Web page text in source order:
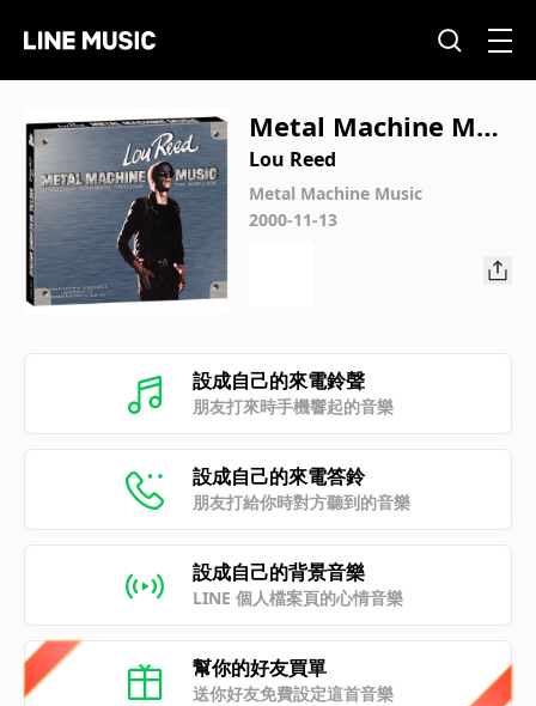
Metal Machine Mus
ic, Part I
Lou Reed
Metal Machine Music
2000-11-13
設成自己的來電鈴聲
朋友打來時手機響起的音樂
設成自己的來電答鈴
朋友打給你時對方聽到的音樂
設成自己的背景音樂
LINE 個人檔案頁的心情音樂
幫你的好友買單
送你好友免費設定這首音樂